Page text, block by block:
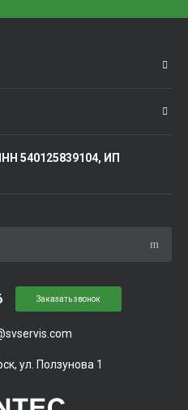
540125839104, ИП
ул. Ползунова 1
Заказать звонок